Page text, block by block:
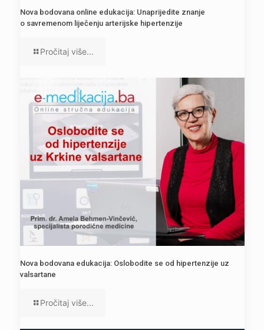
Nova bodovana online edukacija: Unaprijedite znanje
o savremenom liječenju arterijske hipertenzije
Pročitaj više...
Nova bodovana edukacija: Oslobodite se od hipertenzije uz
valsartane
Pročitaj više...